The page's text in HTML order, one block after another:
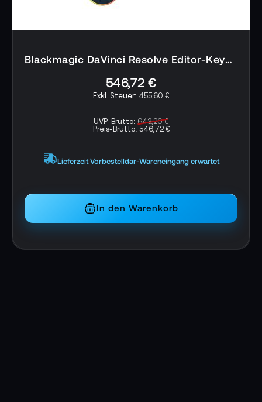
Blackmagic DaVinci Resolve Editor-Keyboard + Gratis DaVinci Resolve Studio
546,72 €
455,60 €
UVP-Brutto: 643,20 €
Preis-Brutto: 546,72 €
Lieferzeit Vorbestelldar-Wareneingang erwartet
In den Warenkorb